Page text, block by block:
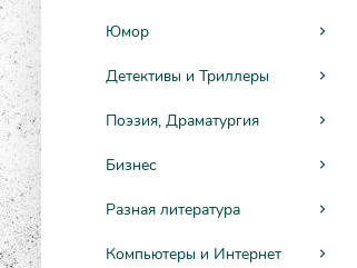
Юмор
Детективы и Триллеры
Поэзия, Драматургия
Бизнес
Разная литература
Компьютеры и Интернет